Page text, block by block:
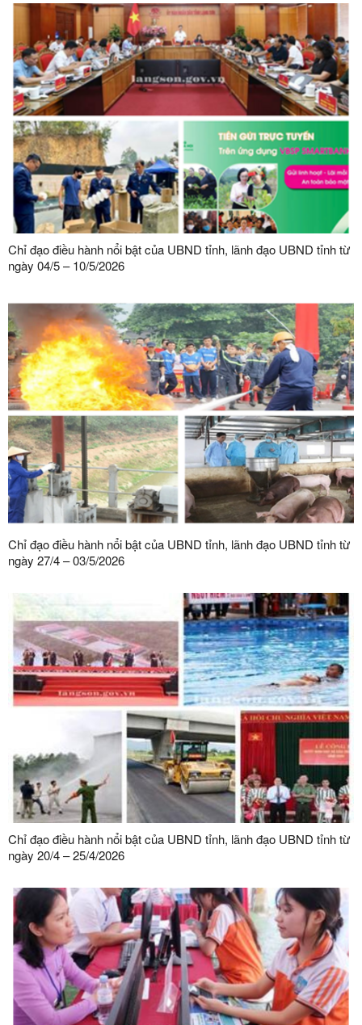
Chỉ đạo điều hành nổi bật của UBND tỉnh, lãnh đạo UBND tỉnh từ
ngày 04/5 – 10/5/2026
Chỉ đạo điều hành nổi bật của UBND tỉnh, lãnh đạo UBND tỉnh từ
ngày 27/4 – 03/5/2026
Chỉ đạo điều hành nổi bật của UBND tỉnh, lãnh đạo UBND tỉnh từ
ngày 20/4 – 25/4/2026